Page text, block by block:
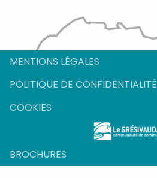
MENTIONS LÉGALES
POLITIQUE DE CONFIDENTIALITÉ
COOKIES
BROCHURES